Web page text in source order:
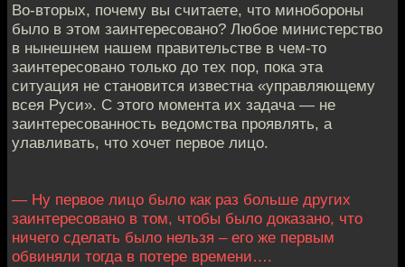
Во-вторых, почему вы считаете, что минобороны
было в этом заинтересовано? Любое министерство
в нынешнем нашем правительстве в чем-то
заинтересовано только до тех пор, пока эта
ситуация не становится известна «управляющему
всея Руси». С этого момента их задача — не
заинтересованность ведомства проявлять, а
улавливать, что хочет первое лицо.
— Ну первое лицо было как раз больше других
заинтересовано в том, чтобы было доказано, что
ничего сделать было нельзя – его же первым
обвиняли тогда в потере времени….